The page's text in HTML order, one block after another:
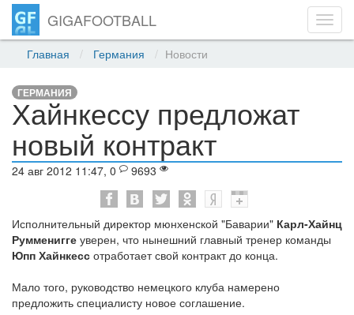
GIGAFOOTBALL
Главная Германия Новости
ГЕРМАНИЯ
Хайнкессу предложат
новый контракт
24 авг 2012 11:47, 0 9693
Исполнительный директор мюнхенской "Баварии" Карл-Хайнц
Румменигге уверен, что нынешний главный тренер команды
Юпп Хайнкесс отработает свой контракт до конца.
Мало того, руководство немецкого клуба намерено
предложить специалисту новое соглашение.